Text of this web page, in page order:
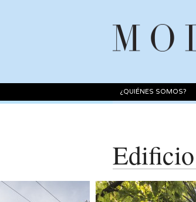
¿QUIÉNES SOMOS?